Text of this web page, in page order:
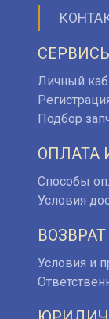
Личный
Подбор
ОПЛАТА
Способы
Условия
Условия и